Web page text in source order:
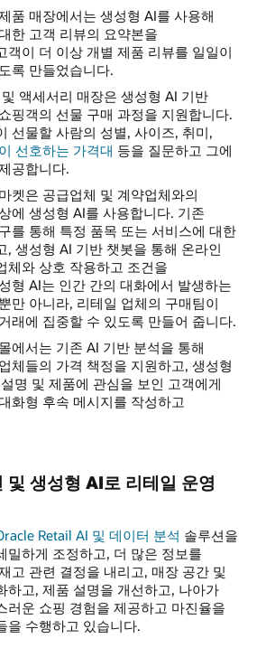
품 매장에서는 생성형 AI를 사용해
한 고객 리뷰의 요약본을
객이 더 이상 개별 제품 리뷰를 일일이
록 만들었습니다.
액세서리 매장은 생성형 AI 기반
핑객의 선물 구매 과정을 지원합니다.
선물할 사람의 성별, 사이즈, 취미,
선호하는 가격대 등을 질문하고 그에
공합니다.
켓은 공급업체 및 계약업체와의
에 생성형 AI를 사용합니다. 기존
를 통해 특정 품목 또는 서비스에 대한
, 생성형 AI 기반 챗봇을 통해 온라인
체와 상호 작용하고 조건을
형 AI는 인간 간의 대화에서 발생하는
만 아니라, 리테일 업체의 구매팀이
래에 집중할 수 있도록 만들어 줍니다.
에서는 기존 AI 기반 분석을 통해
체들의 가격 책정을 지원하고, 생성형
명 및 제품에 관심을 보인 고객에게
화형 후속 메시지를 작성하고
생성형 AI로 리테일 운영
Retail AI 및 데이터 분석 솔루션을
밀하게 조정하고, 더 많은 정보를
고 관련 결정을 내리고, 매장 공간 및
하고, 제품 설명을 개선하고, 나아가
러운 쇼핑 경험을 제공하고 마진율을
을 수행하고 있습니다.